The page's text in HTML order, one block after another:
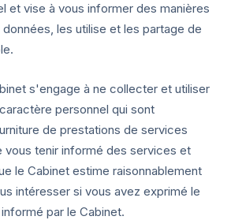
et vise à vous informer des manières
les utilise et les partage de
s'engage à ne collecter et utiliser
personnel qui sont
de prestations de services
vous tenir informé des services et
le Cabinet estime raisonnablement
intéresser si vous avez exprimé le
par le Cabinet.